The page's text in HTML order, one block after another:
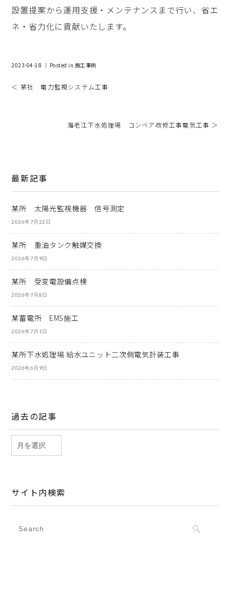
設置提案から運用支援・メンテナンスまで行い、省エ
ネ・省力化に貢献いたします。
2023-04-18 ｜ Posted in 施工事例
＜ 某社 電力監視システム工事
海老江下水処理場 コンベア改修工事電気工事 ＞
最新記事
某所 太陽光監視機器 信号測定
2026年7月22日
某所 重油タンク触媒交換
2026年7月9日
某所 受変電設備点検
2026年7月8日
某蓄電所 EMS施工
2026年7月1日
某所下水処理場 給水ユニット二次側電気計装工事
2026年6月9日
過去の記事
サイト内検索